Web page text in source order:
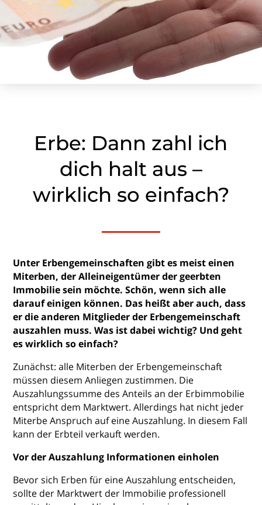
Erbe: Dann zahl ich
dich halt aus –
wirklich so einfach?
Unter Erbengemeinschaften gibt es meist einen
Miterben, der Alleineigentümer der geerbten
Immobilie sein möchte. Schön, wenn sich alle
darauf einigen können. Das heißt aber auch, dass
er die anderen Mitglieder der Erbengemeinschaft
auszahlen muss. Was ist dabei wichtig? Und geht
es wirklich so einfach?
Zunächst: alle Miterben der Erbengemeinschaft
müssen diesem Anliegen zustimmen. Die
Auszahlungssumme des Anteils an der Erbimmobilie
entspricht dem Marktwert. Allerdings hat nicht jeder
Miterbe Anspruch auf eine Auszahlung. In diesem Fall
kann der Erbteil verkauft werden.
Vor der Auszahlung Informationen einholen
Bevor sich Erben für eine Auszahlung entscheiden,
sollte der Marktwert der Immobilie professionell